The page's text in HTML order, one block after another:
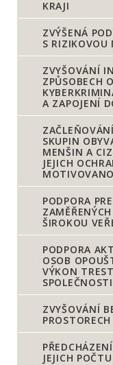
KRAJI
ZVÝŠENÁ
S RIZIKOVOU
ZVYŠOVÁNÍ
ZPŮSOBECH
A ZAPOJENÍ
SKUPIN
MENŠIN A
JEJICH
PODPORA
ŠIROKOU
PODPORA
OSOB
VÝKON
SPOLEČNOSTI
ZVYŠOVÁNÍ
PROSTORECH
JEJICH POČTU